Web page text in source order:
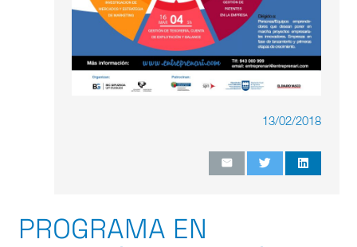
13/02/2018
PROGRAMA EN